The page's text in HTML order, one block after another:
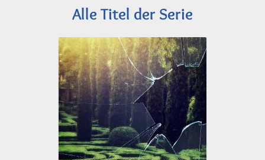
Alle Titel der Serie